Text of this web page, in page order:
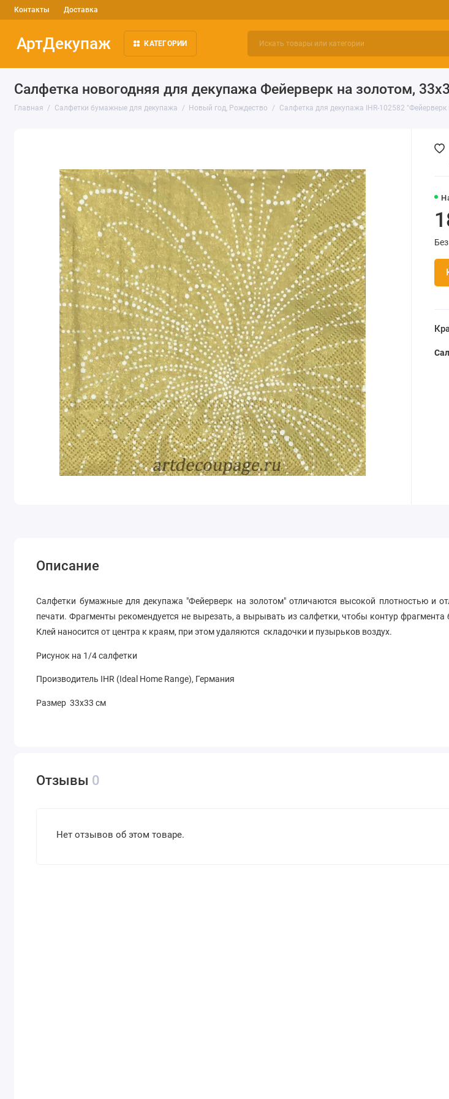
Контакты Доставка
АртДекупаж КАТЕГОРИИ
Салфетка новогодняя для декупажа Фейерверк на золотом,
Главная Салфетки бумажные для декупажа Новый год, Рождество Салфетка для декупажа IHR-102582
Описание
Салфетки бумажные для декупажа "Фейерверк на золотом" отличаются высокой плотностью и
печати. Фрагменты рекомендуется не вырезать, а вырывать из салфетки, чтобы контур фрагмента
Клей наносится от центра к краям, при этом удаляются складочки и пузырьков воздух.
Рисунок на 1/4 салфетки
Производитель IHR (Ideal Home Range), Германия
Размер 33х33 см
Отзывы 0
Нет отзывов об этом товаре.